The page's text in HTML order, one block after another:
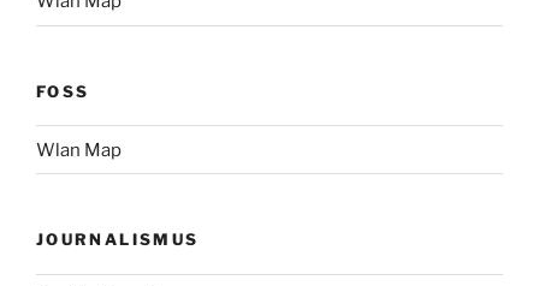
FOSS
Wlan Map
JOURNALISMUS